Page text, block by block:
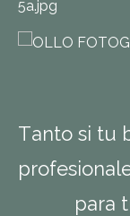
Tanto si tu
para